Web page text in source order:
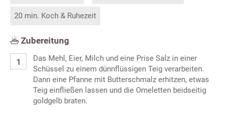
20 min. Koch & Ruhezeit
Zubereitung
Das Mehl, Eier, Milch und eine Prise Salz in einer
Schüssel zu einem dünnflüssigen Teig verarbeiten.
Dann eine Pfanne mit Butterschmalz erhitzen, etwas
Teig einfließen lassen und die Omeletten beidseitig
goldgelb braten.